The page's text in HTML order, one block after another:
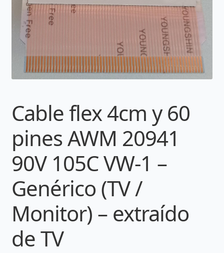
Cable flex 4cm y 60
pines AWM 20941
90V 105C VW-1 –
Genérico (TV /
Monitor) – extraído
de TV